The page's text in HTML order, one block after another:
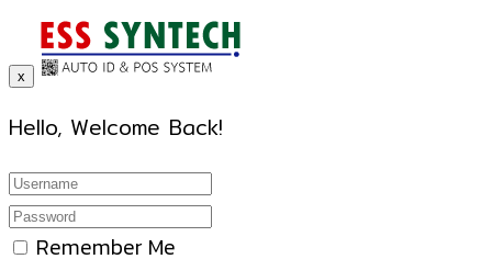
x
Hello, Welcome Back!
Remember Me